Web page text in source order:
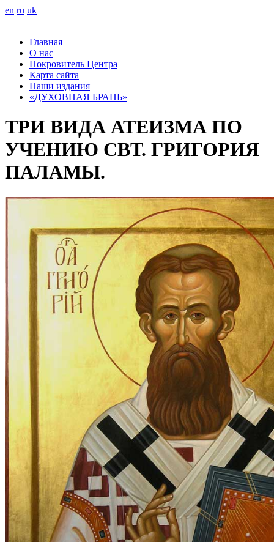
en ru uk
Главная
О нас
Покровитель Центра
Карта сайта
Наши издания
«ДУХОВНАЯ БРАНЬ»
ТРИ ВИДА АТЕИЗМА ПО
УЧЕНИЮ СВТ. ГРИГОРИЯ
ПАЛАМЫ.